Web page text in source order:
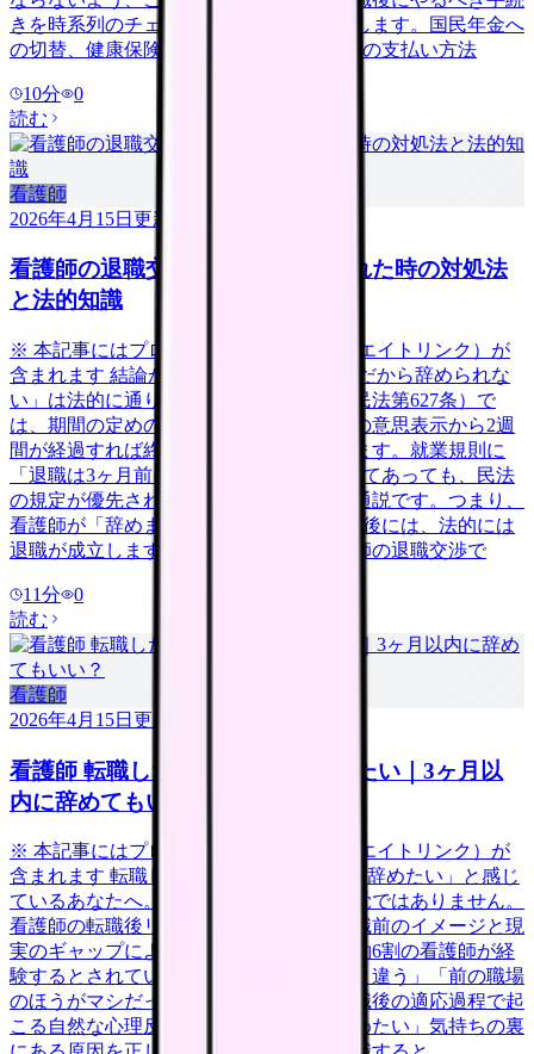
きを時系列のチェックリスト形式で整理します。国民年金へ
の切替、健康保険の3つの選択肢、住民税の支払い方法
10分
0
読む
看護師
2026年4月15日 更新
看護師の退職交渉術｜引き止められた時の対処法
と法的知識
※ 本記事にはプロモーション（アフィリエイトリンク）が
含まれます 結論から言うと、「人手不足だから辞められな
い」は法的に通りません。日本の法律（民法第627条）で
は、期間の定めのない雇用契約は、退職の意思表示から2週
間が経過すれば終了すると定められています。就業規則に
「退職は3ヶ月前に申し出ること」と書いてあっても、民法
の規定が優先されるというのが判例上の通説です。つまり、
看護師が「辞めます」と伝えてから2週間後には、法的には
退職が成立します。この記事では、看護師の退職交渉で
11分
0
読む
看護師
2026年4月15日 更新
看護師 転職したばかりなのに辞めたい｜3ヶ月以
内に辞めてもいい？
※ 本記事にはプロモーション（アフィリエイトリンク）が
含まれます 転職して数日〜3ヶ月。「もう辞めたい」と感じ
ているあなたへ。それは決して異常な感覚ではありません。
看護師の転職後リアリティショック（入職前のイメージと現
実のギャップによるストレス反応）は、約6割の看護師が経
験するとされています。「思っていたのと違う」「前の職場
のほうがマシだった」と感じるのは、転職後の適応過程で起
こる自然な心理反応です。ただし、「辞めたい」気持ちの裏